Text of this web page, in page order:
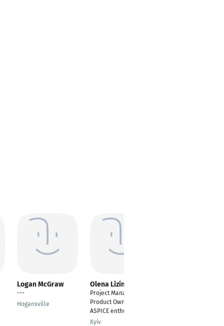
Logan McGraw
---
Hogansville
Olena Lizina
Project Manager |
Product Owner |
ASPICE enthusiast
Kyiv